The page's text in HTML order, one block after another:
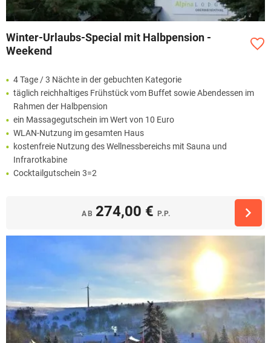
Winter-Urlaubs-Special mit Halbpension -
Weekend
4 Tage / 3 Nächte in der gebuchten Kategorie
täglich reichhaltiges Frühstück vom Buffet sowie Abendessen im
Rahmen der Halbpension
ein Massagegutschein im Wert von 10 Euro
WLAN-Nutzung im gesamten Haus
kostenfreie Nutzung des Wellnessbereichs mit Sauna und
Infrarotkabine
Cocktailgutschein 3=2
AB 274,00 € P.P.